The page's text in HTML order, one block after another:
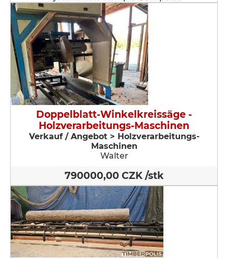
Doppelblatt-Winkelkreissäge -
Holzverarbeitungs-Maschinen
Verkauf / Angebot > Holzverarbeitungs-
Maschinen
Walter
790000,00 CZK /stk